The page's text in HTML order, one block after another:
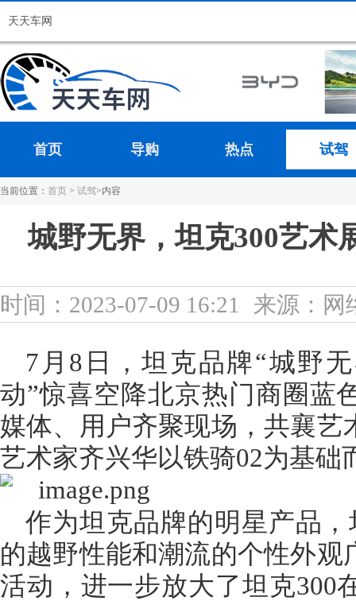
天天车网
首页 导购 热点 试驾
当前位置： 首页 > 试驾>内容
城野无界，坦克300艺术
时间：2023-07-09 16:21 来源：网
7月8日，坦克品牌“城野
动”惊喜空降北京热门商圈蓝
媒体、用户齐聚现场，共襄
艺术家齐兴华以铁骑02为基础
作为坦克品牌的明星产品
的越野性能和潮流的个性外
活动，进一步放大了坦克300